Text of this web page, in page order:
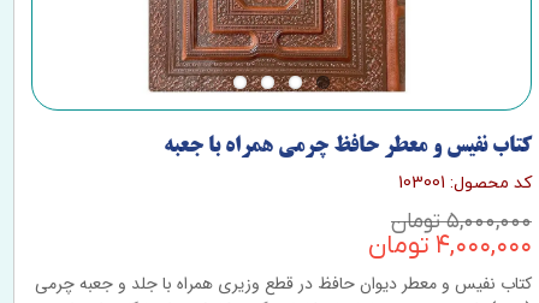
کتاب نفیس و معطر حافظ چرمی همراه با جعبه
کد محصول: 103001
۵,۰۰۰,۰۰۰ تومان
۴,۰۰۰,۰۰۰ تومان
کتاب نفیس و معطر دیوان حافظ در قطع وزیری همراه با جلد و جعبه چرمی